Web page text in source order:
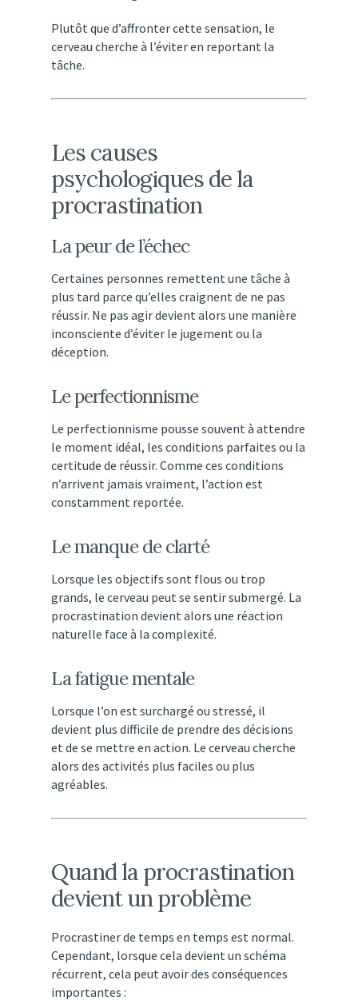
Plutôtque d’affrontercette sensation, le
cerveau cherche à l’éviteren reportant la
tâche.
Lescauses
psychologiquesdela
procrastination
Lapeurdel’échec
Certaines personnes remettentune tâche à
plus tard parce qu’elles craignentde ne pas
réussir. Ne pas agirdevientalors une manière
inconsciente d’éviter le jugementou la
déception.
Leperfectionnisme
Le perfectionnisme pousse souventà attendre
le moment idéal, les conditions parfaites ou la
certitude de réussir. Comme ces conditions
n’arrivent jamais vraiment, l’action est
constamment reportée.
Lemanquedeclarté
Lorsque les objectifs sont flous ou trop
grands, le cerveau peutse sentirsubmergé. La
procrastination devientalors une réaction
naturelle face à la complexité.
Lafatiguementale
Lorsque l’on estsurchargé ou stressé, il
devient plus difficile de prendre des décisions
etde se mettre en action. Le cerveau cherche
alors des activités plus faciles ou plus
agréables.
Quandlaprocrastination
devientunproblème
Procrastinerde temps en temps est normal.
Cependant, lorsque cela devientun schéma
récurrent, cela peutavoirdes conséquences
importantes :